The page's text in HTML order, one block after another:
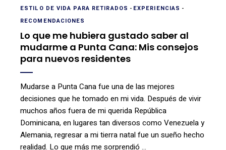
ESTILO DE VIDA PARA RETIRADOS - EXPERIENCIAS -
RECOMENDACIONES
Lo que me hubiera gustado saber al
mudarme a Punta Cana: Mis consejos
para nuevos residentes
Mudarse a Punta Cana fue una de las mejores
decisiones que he tomado en mi vida. Después de vivir
muchos años fuera de mi querida República
Dominicana, en lugares tan diversos como Venezuela y
Alemania, regresar a mi tierra natal fue un sueño hecho
realidad. Lo que más me sorprendió …